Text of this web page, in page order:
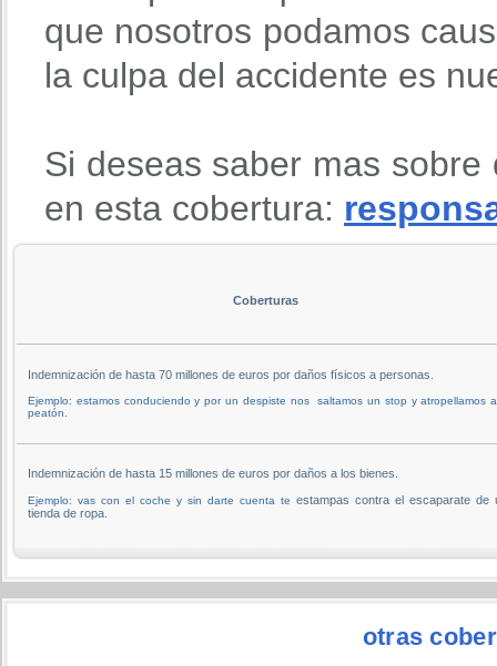
que nosotros podamos
la culpa del accidente es
Si deseas saber mas
en esta cobertura:
Coberturas
Indemnización de hasta 70 millones de euros por daños físicos a personas.
Ejemplo: estamos conduciendo y por un despiste nos saltamos un stop y atropellamos
peatón.
Indemnización de hasta 15 millones de euros por daños a los bienes.
Ejemplo: vas con el coche y sin darte cuenta te estampas contra el escaparate de
tienda de ropa.
otras